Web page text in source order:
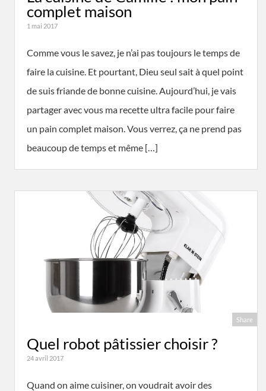
complet maison
1 mai 2017
Comme vous le savez, je n’ai pas toujours le temps de
faire la cuisine. Et pourtant, Dieu seul sait à quel point
de suis friande de bonne cuisine. Aujourd’hui, je vais
partager avec vous ma recette ultra facile pour faire
un pain complet maison. Vous verrez, ça ne prend pas
beaucoup de temps et même […]
Share
Quel robot pâtissier choisir ?
24 avril 2017
Quand on aime cuisiner, on voudrait avoir des